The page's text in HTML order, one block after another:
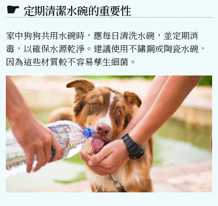
定期清潔水碗的重要性
家中狗狗共用水碗時，應每日清洗水碗，並定期消
毒，以確保水源乾淨。建議使用不鏽鋼或陶瓷水碗，
因為這些材質較不容易孳生細菌。